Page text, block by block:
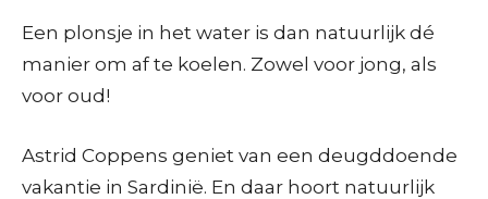
Een plonsje in het water is dan natuurlijk dé
manier om af te koelen. Zowel voor jong, als
voor oud!
Astrid Coppens geniet van een deugddoende
vakantie in Sardinië. En daar hoort natuurlijk